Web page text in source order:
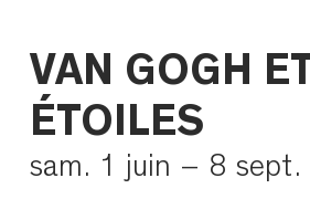
VAN GOGH
ÉTOILES
sam. 1 juin – 8